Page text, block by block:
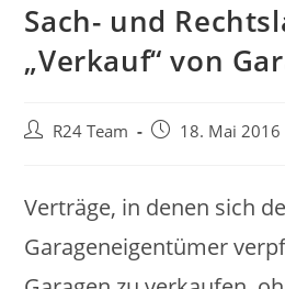
Sach- und
„Verkauf“ von
Beitrags-
R24 Team
Beitrag18. Mai 2016
Verträge, in denen sich
Garageneigentümer